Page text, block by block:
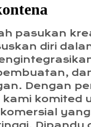
pasukan
diri
Dengan
kami komited